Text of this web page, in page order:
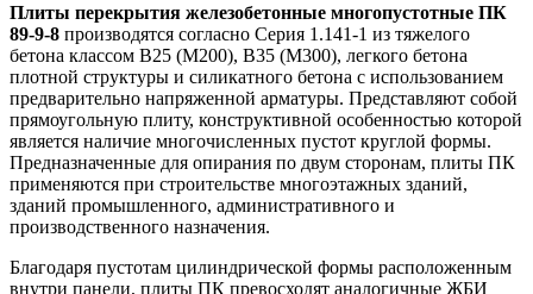
Плиты перекрытия железобетонные многопустотные ПК
89-9-8 производятся согласно Серия 1.141-1 из тяжелого
бетона классом В25 (М200), В35 (М300), легкого бетона
плотной структуры и силикатного бетона с использованием
предварительно напряженной арматуры. Представляют собой
прямоугольную плиту, конструктивной особенностью которой
является наличие многочисленных пустот круглой формы.
Предназначенные для опирания по двум сторонам, плиты ПК
применяются при строительстве многоэтажных зданий,
зданий промышленного, административного и
производственного назначения.
Благодаря пустотам цилиндрической формы расположенным
внутри панели, плиты ПК превосходят аналогичные ЖБИ